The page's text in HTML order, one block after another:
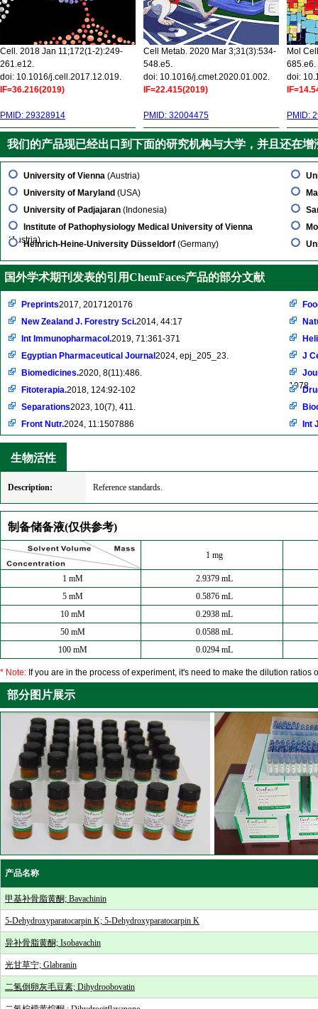
Cell. 2018 Jan 11;172(1-2):249-
261.e12.
doi: 10.1016/j.cell.2017.12.019.
IF=36.216(2019)
PMID: 29328914
Cell Metab. 2020 Mar 3;31(3):534-
548.e5.
doi: 10.1016/j.cmet.2020.01.002.
IF=22.415(2019)
PMID: 32004475
Mol
685.e6.
doi:
PMID:
我们的产品现已经出口到下面的研究机构与大学，并且还在增
University of Vienna (Austria)
University of Maryland (USA)
University of Padjajaran (Indonesia)
Institute of Pathophysiology Medical University of Vienna
(Austria)Heinrich-Heine-University Düsseldorf (Germany)
国外学术期刊发表的引用ChemFaces产品的部分文献
Preprints2017, 2017120176
New Zealand J. Forestry Sci.2014, 44:17
Int Immunopharmacol.2019, 71:361-371
Egyptian Pharmaceutical Journal 2024, epj_205_23.
Biomedicines.2020, 8(11):486.
Fitoterapia.2018, 124:92-102
Separations2023, 10(7), 411.
Front Nutr.2024, 11:1507886
J
1078
Int
生物活性
Description: Reference standards.
制备储备液(仅供参考)
1 mg
1 mM
2.9379 mL
5 mM
0.5876 mL
10 mM
0.2938 mL
50 mM
0.0588 mL
100 mM
0.0294 mL
* Note: If you are in the process of experiment, it's need to make the dilution
部分图片展示
产品名称
甲基补骨脂黄酮; Bavachinin
5-Dehydroxyparatocarpin K; 5-Dehydroxyparatocarpin K
异补骨脂黄酮; Isobavachin
光甘草宁; Glabranin
二氢倒卵灰毛豆素; Dihydroobovatin